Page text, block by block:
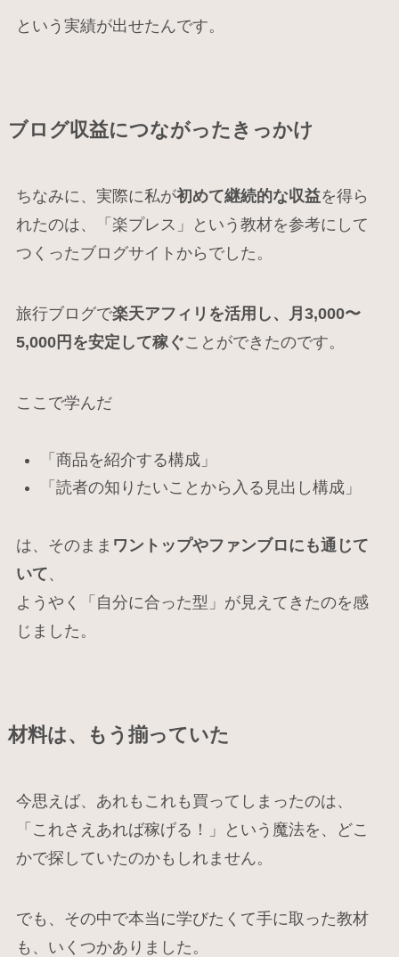
という実績が出せたんです。
ブログ収益につながったきっかけ
ちなみに、実際に私が初めて継続的な収益を得ら
れたのは、「楽プレス」という教材を参考にして
つくったブログサイトからでした。
旅行ブログで楽天アフィリを活用し、月3,000〜
5,000円を安定して稼ぐことができたのです。
ここで学んだ
「商品を紹介する構成」
「読者の知りたいことから入る見出し構成」
は、そのまま ワントップやファンブロにも通じて
いて、
ようやく「自分に合った型」が見えてきたのを感
じました。
材料は、もう揃っていた
今思えば、あれもこれも買ってしまったのは、
「これさえあれば稼げる！」という魔法を、どこ
かで探していたのかもしれません。
でも、その中で本当に学びたくて手に取った教材
も、いくつかありました。